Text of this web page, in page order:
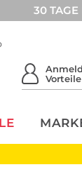
30 TAGE